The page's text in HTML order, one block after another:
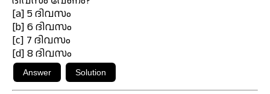
[a] 5 ദിവസം
[b] 6 ദിവസം
[c] 7 ദിവസം
[d] 8 ദിവസം